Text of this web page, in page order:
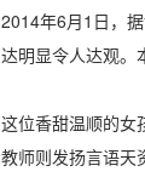
2014年6月1日，
达明显令人达观。
这位香甜温顺的女
教师则发扬言语天